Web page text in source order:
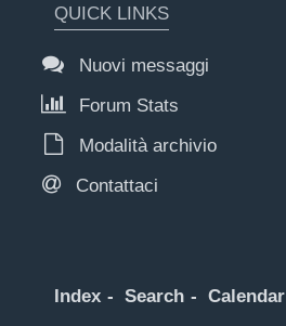
QUICK LINKS
Nuovi messaggi
Forum Stats
Modalità archivio
Contattaci
Index Search Calendar